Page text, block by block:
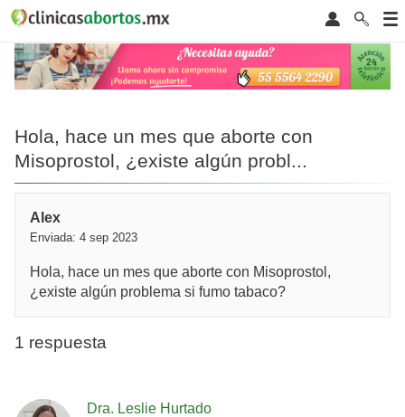
Hola, hace un mes que aborte con
Misoprostol, ¿existe algún probl...
Alex
Enviada: 4 sep 2023
Hola, hace un mes que aborte con Misoprostol,
¿existe algún problema si fumo tabaco?
1 respuesta
Dra. Leslie Hurtado